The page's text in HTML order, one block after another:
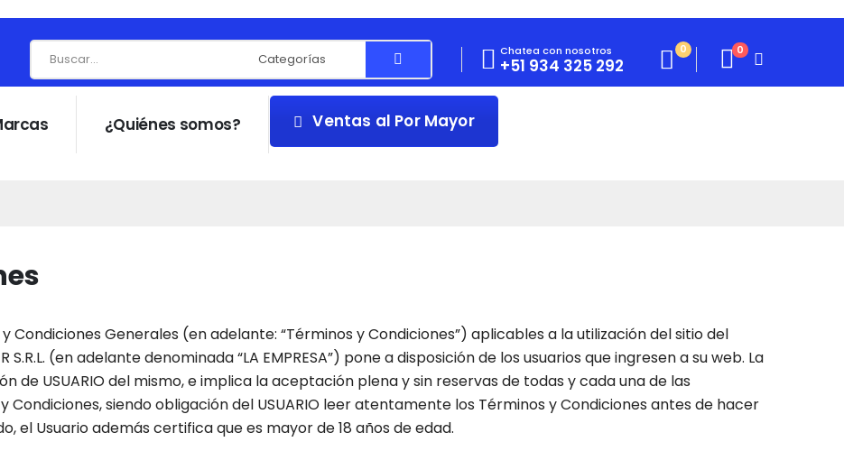
Chatea con nosotros
+51 934 325 292
0 0
¿Quiénes somos? Ventas al Por Mayor
Condiciones Generales (en adelante: “Términos y Condiciones”) aplicables a la utilización del sitio del
S.R.L. (en adelante denominada “LA EMPRESA”) pone a disposición de los usuarios que ingresen a su web. La
de USUARIO del mismo, e implica la aceptación plena y sin reservas de todas y cada una de las
Condiciones, siendo obligación del USUARIO leer atentamente los Términos y Condiciones antes de hacer
el Usuario además certifica que es mayor de 18 años de edad.